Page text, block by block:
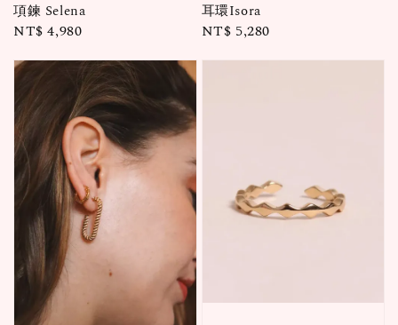
項鍊 Selena
Regular
NT$ 4,980
耳環Isora
Regular
NT$ 5,280